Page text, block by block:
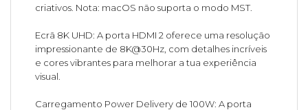
criativos. Nota: macOS não suporta o modo MST.
Ecrã 8K UHD: A porta HDMI 2 oferece uma resolução
impressionante de 8K@30Hz, com detalhes incríveis
e cores vibrantes para melhorar a tua experiência
visual.
Carregamento Power Delivery de 100W: A porta